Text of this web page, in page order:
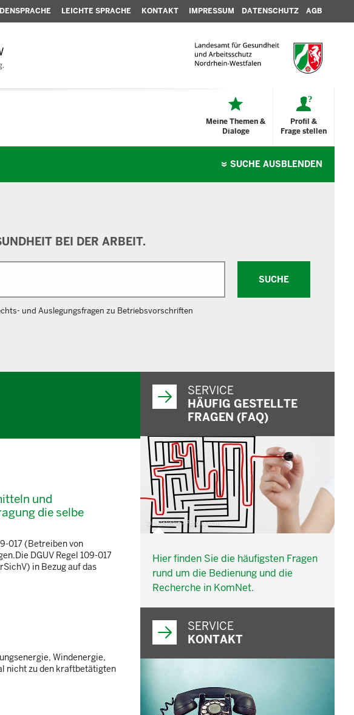
LEICHTE SPRACHE KONTAKT IMPRESSUM DATENSCHUTZ AGB
Profil &
Frage stellen
Meine Themen &
Dialoge
SUCHE AUSBLENDEN
BEI DER ARBEIT.
SUCHE
und Auslegungsfragen zu Betriebsvorschriften
und
die selbe
017 (Betreiben von
DGUV Regel 109-017
in Bezug auf das
Windenergie,
nicht zu den kraftbetätigten
SERVICE
HÄUFIG GESTELLTE
FRAGEN (FAQ)
© belekekin - Fotolia.com
Hier finden Sie die häufigsten Fragen
rund um die Bedienung und die
Recherche in KomNet.
SERVICE
KONTAKT